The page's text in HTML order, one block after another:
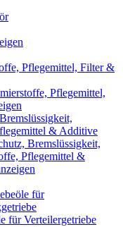
Pflegemittel, Filter &
Pflegemittel,
& Additive
Bremslüssigkeit,
Pflegemittel &
für
für Verteilergetriebe